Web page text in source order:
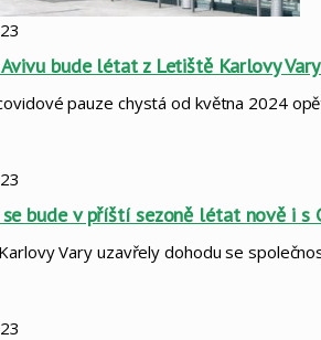
bude létat z Letiště Karlovy
pauze chystá od května 2024
bude v příští sezoně létat nově i s
Vary uzavřely dohodu se